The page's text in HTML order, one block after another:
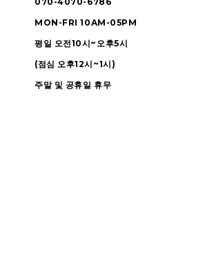
MON-FRI 10AM-05PM
평일 오전10시~오후5시
(점심 오후12시~1시)
주말 및 공휴일 휴무